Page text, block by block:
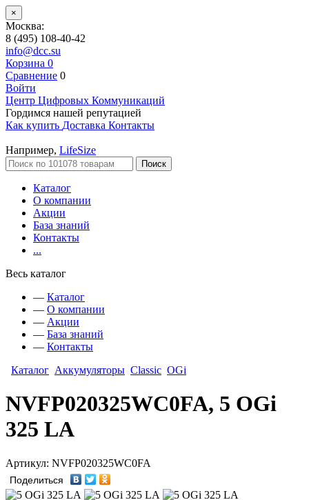
×
Москва:
8 (495) 108-40-42
info@dcc.su
Корзина 0
Сравнение 0
Войти
Центр Цифровых Коммуникаций
Гордимся нашей репутацией
Как купить Доставка Контакты
Например, LifeSize
Поиск
Каталог
О компании
Акции
База знаний
Контакты
...
Весь каталог
— Каталог
— О компании
— Акции
— База знаний
— Контакты
Каталог Аккумуляторы Classic OGi
NVFP020325WC0FA, 5 OGi
325 LA
Артикул: NVFP020325WC0FA
Поделиться